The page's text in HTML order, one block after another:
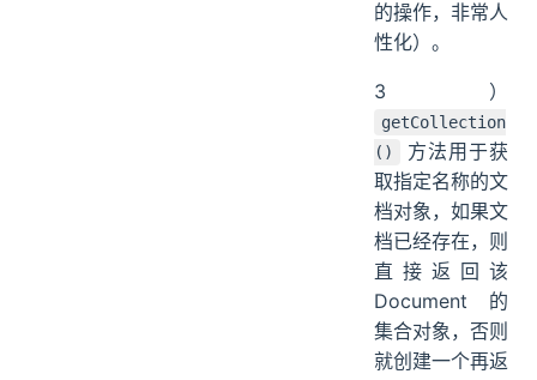
的操作，非常人
性化）。
3）
getCollection
()
方法用于获
取指定名称的文
档对象，如果文
档已经存在，则
直接返回该
Document 的
集合对象，否则
就创建一个再返